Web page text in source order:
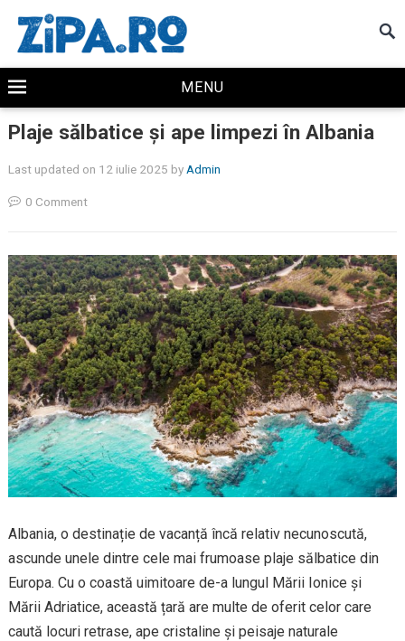
MENU
Plaje sălbatice și ape limpezi în Albania
Last updated on 12 iulie 2025 by Admin
0 Comment
Albania, o destinație de vacanță încă relativ necunoscută,
ascunde unele dintre cele mai frumoase plaje sălbatice din
Europa. Cu o coastă uimitoare de-a lungul Mării Ionice și
Mării Adriatice, această țară are multe de oferit celor care
caută locuri retrase, ape cristaline și peisaje naturale